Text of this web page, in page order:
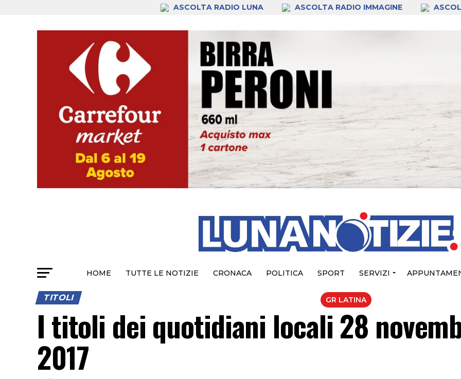
ASCOLTA RADIO LUNA ASCOLTA RADIO IMMAGINE
HOME TUTTE LE NOTIZIE CRONACA POLITICA SPORT SERVIZI
GR LATINA
TITOLI
I titoli dei quotidiani locali 28
2017